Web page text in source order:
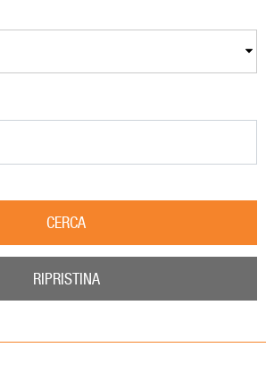
CERCA
RIPRISTINA